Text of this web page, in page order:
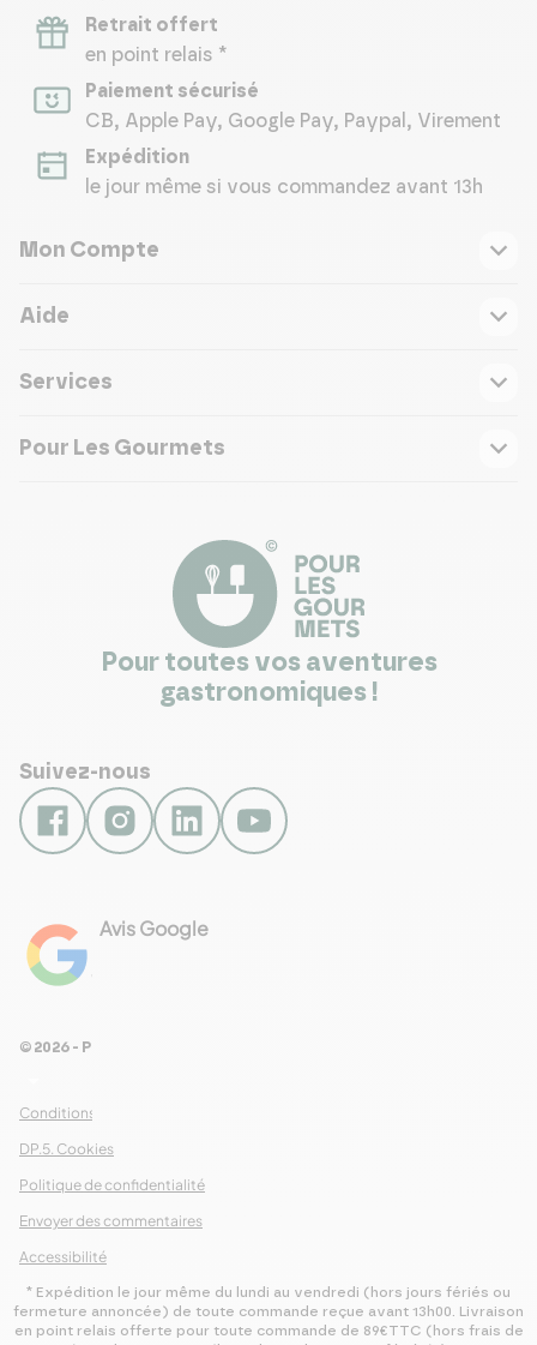
Retrait offert
en point relais *
Paiement sécurisé
CB, Apple Pay, Google Pay, Paypal, Virement
Expédition
le jour même si vous commandez avant 13h
Mon Compte
Aide
Services
Pour Les Gourmets
Pour toutes vos aventures
gastronomiques !
Suivez-nous
Avis Google
Conditions Générales de Ventes
DP.5. Cookies
Politique de confidentialité
Envoyer des commentaires
Accessibilité
© 2026 - Pour Les Gourmets
* Expédition le jour même du lundi au vendredi (hors jours fériés ou
fermeture annoncée) de toute commande reçue avant 13h00. Livraison
en point relais offerte pour toute commande de 89€TTC (hors frais de
NEWSLETTER
recettes ?
Chaque semaine, nous vous
maintenant pour n’en manquer aucune